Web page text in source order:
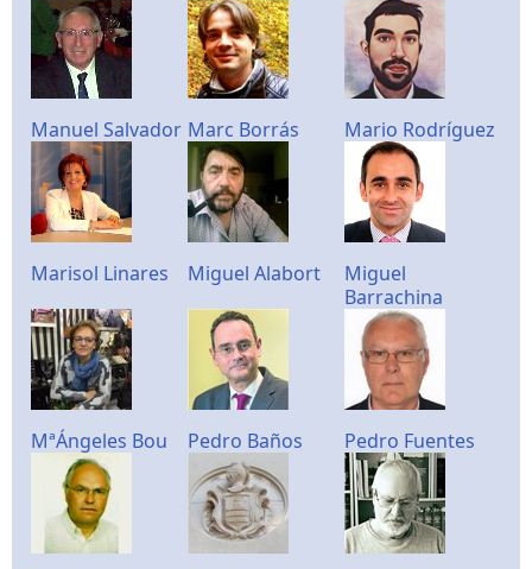
Manuel Salvador Marc Borrás Mario Rodríguez
Marisol Linares Miguel Alabort
Miguel
Barrachina
MªÁngeles Bou Pedro Baños Pedro Fuentes